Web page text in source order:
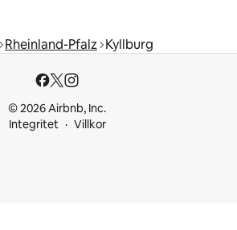
Rheinland-Pfalz Kyllburg
© 2026 Airbnb, Inc.
Integritet
Villkor